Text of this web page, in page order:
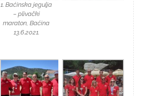
1. Baćinska jegulja
– plivački
maraton, Baćina
13.6.2021.